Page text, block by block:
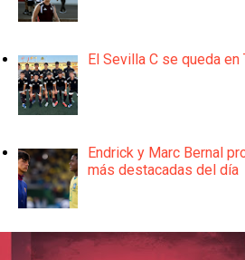
El Sevilla C se queda
Endrick y Marc Bernal
más destacadas del día